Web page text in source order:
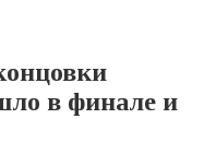
в финале и